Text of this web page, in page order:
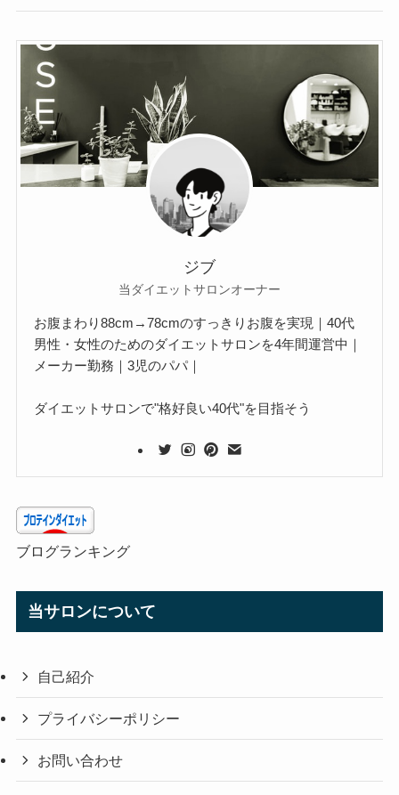
ジブ
当ダイエットサロンオーナー
お腹まわり88cm→78cmのすっきりお腹を実現｜40代
男性・女性のためのダイエットサロンを4年間運営中｜
メーカー勤務｜3児のパパ｜
ダイエットサロンで"格好良い40代"を目指そう
ブログランキング
当サロンについて
自己紹介
プライバシーポリシー
お問い合わせ